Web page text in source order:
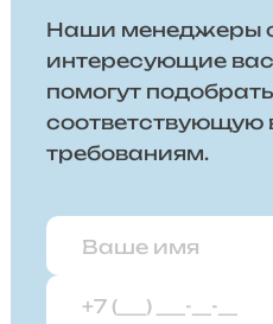
Наши менеджеры
интересующие
помогут
требованиям.